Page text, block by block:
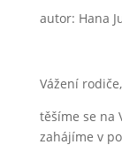
autor: Hana
Vážení
těšíme se na
zahájíme v